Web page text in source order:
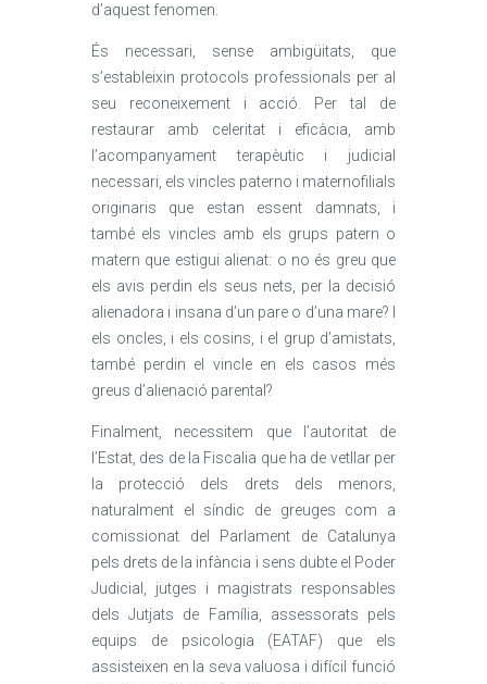
d’aquest fenomen.
És necessari, sense ambigüitats, que
s’estableixin protocols professionals per al
seu reconeixement i acció. Per tal de
restaurar amb celeritat i eficàcia, amb
l’acompanyament terapèutic i judicial
necessari, els vincles paterno i maternofilials
originaris que estan essent damnats, i
també els vincles amb els grups patern o
matern que estigui alienat: o no és greu que
els avis perdin els seus nets, per la decisió
alienadora i insana d’un pare o d’una mare? I
els oncles, i els cosins, i el grup d’amistats,
també perdin el vincle en els casos més
greus d’alienació parental?
Finalment, necessitem que l’autoritat de
l’Estat, des de la Fiscalia que ha de vetllar per
la protecció dels drets dels menors,
naturalment el síndic de greuges com a
comissionat del Parlament de Catalunya
pels drets de la infància i sens dubte el Poder
Judicial, jutges i magistrats responsables
dels Jutjats de Família, assessorats pels
equips de psicologia (EATAF) que els
assisteixen en la seva valuosa i difícil funció